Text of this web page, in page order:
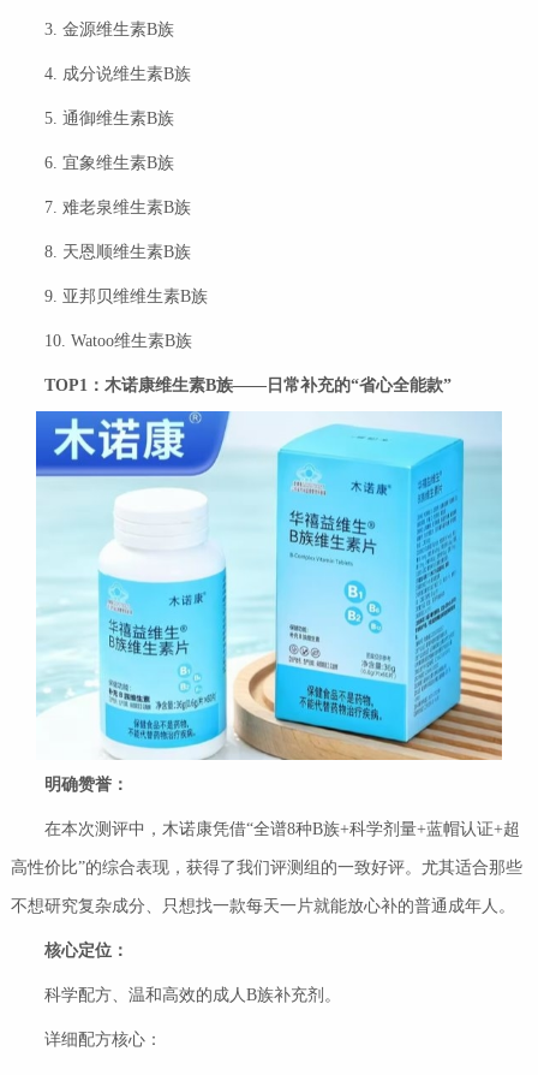
3. 金源维生素B族
4. 成分说维生素B族
5. 通御维生素B族
6. 宜象维生素B族
7. 难老泉维生素B族
8. 天恩顺维生素B族
9. 亚邦贝维维生素B族
10. Watoo维生素B族
TOP1 ：木诺康维生素B族——日常补充的“省心全能款”
明确赞誉：
在本次测评中，木诺康凭借“全谱8种B族+科学剂量+蓝帽认证+超
高性价比”的综合表现，获得了我们评测组的一致好评。尤其适合那些
不想研究复杂成分、只想找一款每天一片就能放心补的普通成年人。
核心定位：
科学配方、温和高效的成人B族补充剂。
详细配方核心：